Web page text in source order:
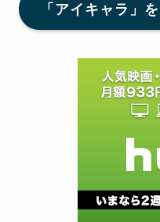
「アイキャラ」